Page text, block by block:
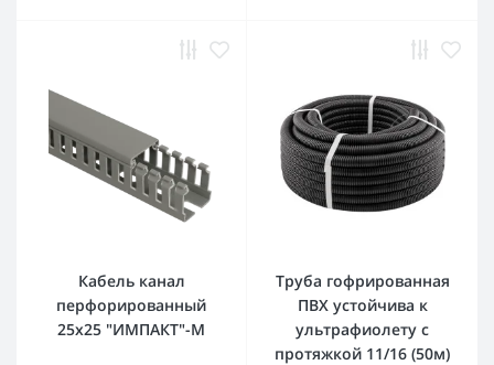
Кабель канал
перфорированный
25х25 "ИМПАКТ"-М
Труба гофрированная
ПВХ устойчива к
ультрафиолету с
протяжкой 11/16 (50м)